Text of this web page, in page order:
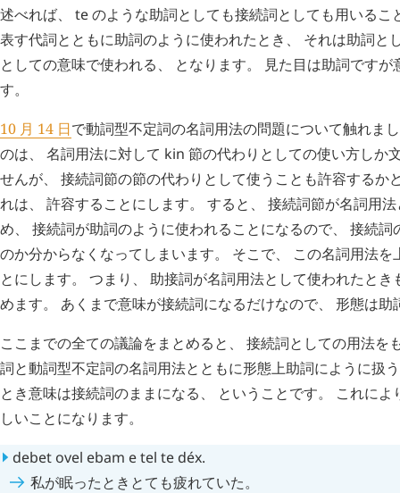
述べれば、 teのような助詞としても接続詞としても用いるこ
表す代詞とともに助詞のように使われたとき、 それは助詞と
としての意味で使われる、 となります。 見た目は助詞です
す。
10 月 14 日で動詞型不定詞の名詞用法の問題について触れま
のは、 名詞用法に対して kin 節の代わりとしての使い方しか
せんが、 接続詞節の節の代わりとして使うことも許容するか
れは、 許容することにします。 すると、 接続詞節が名詞用
め、 接続詞が助詞のように使われることになるので、 接続
のか分からなくなってしまいます。 そこで、 この名詞用法
とにします。 つまり、 助接詞が名詞用法として使われたと
めます。 あくまで意味が接続詞になるだけなので、 形態は助
ここまでの全ての議論をまとめると、 接続詞としての用法を
詞と動詞型不定詞の名詞用法とともに形態上助詞にように扱
とき意味は接続詞のままになる、 ということです。 これに
しいことになります。
debet ovel ebam etel te déx.
私が眠ったときとても疲れていた。